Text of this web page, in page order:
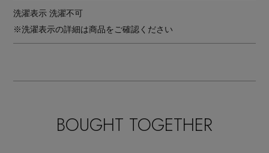
洗濯表示 洗濯不可
※洗濯表示の詳細は商品をご確認ください
BOUGHT TOGETHER